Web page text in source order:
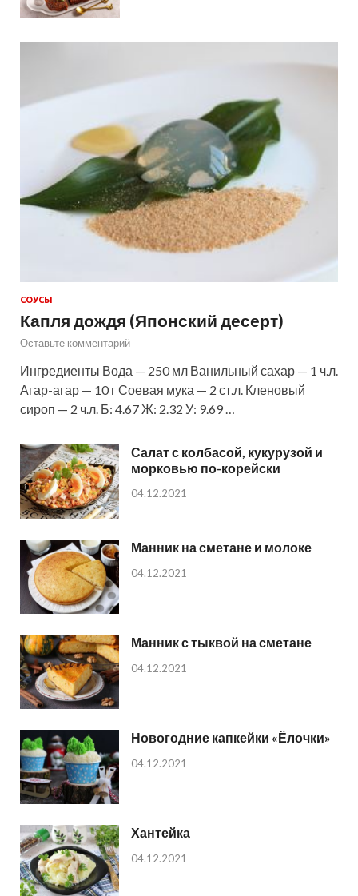
СОУСЫ
Капля дождя (Японский десерт)
Оставьте комментарий
Ингредиенты Вода — 250 мл Ванильный сахар — 1 ч.л.
Агар-агар — 10 г Соевая мука — 2 ст.л. Кленовый
сироп — 2 ч.л. Б: 4.67 Ж: 2.32 У: 9.69 …
Салат с колбасой, кукурузой и
морковью по-корейски
04.12.2021
Манник на сметане и молоке
04.12.2021
Манник с тыквой на сметане
04.12.2021
Новогодние капкейки «Ёлочки»
04.12.2021
Хантейка
04.12.2021